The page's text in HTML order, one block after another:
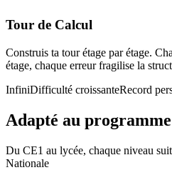
Tour de Calcul
Construis ta tour étage par étage.
étage, chaque erreur fragilise la
InfiniDifficulté croissanteRecord
Adapté au
Du CE1 au lycée, chaque niveau
Nationale